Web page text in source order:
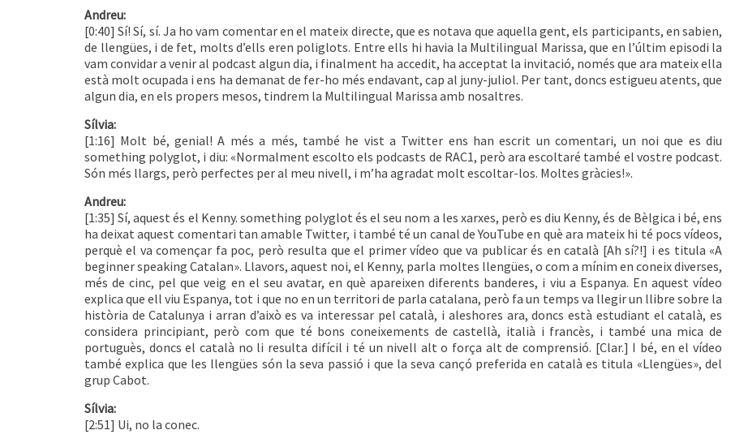
Andreu:
[0:40] Sí! Sí, sí. Ja ho vam comentar en el mateix directe, que es notava que aquella gent, els participants, en sabien,
de llengües, i de fet, molts d’ells eren poliglots. Entre ells hi havia la Multilingual Marissa, que en l’últim episodi la
vam convidar a venir al podcast algun dia, i finalment ha accedit, ha acceptat la invitació, només que ara mateix ella
està molt ocupada i ens ha demanat de fer-ho més endavant, cap al juny-juliol. Per tant, doncs estigueu atents, que
algun dia, en els propers mesos, tindrem la Multilingual Marissa amb nosaltres.
Sílvia:
[1:16] Molt bé, genial! A més a més, també he vist a Twitter ens han escrit un comentari, un noi que es diu
something polyglot, i diu: «Normalment escolto els podcasts de RAC1, però ara escoltaré també el vostre podcast.
Són més llargs, però perfectes per al meu nivell, i m’ha agradat molt escoltar-los. Moltes gràcies!».
Andreu:
[1:35] Sí, aquest és el Kenny. something polyglot és el seu nom a les xarxes, però es diu Kenny, és de Bèlgica i bé, ens
ha deixat aquest comentari tan amable Twitter, i també té un canal de YouTube en què ara mateix hi té pocs vídeos,
perquè el va començar fa poc, però resulta que el primer vídeo que va publicar és en català [Ah sí?!] i es titula «A
beginner speaking Catalan». Llavors, aquest noi, el Kenny, parla moltes llengües, o com a mínim en coneix diverses,
més de cinc, pel que veig en el seu avatar, en què apareixen diferents banderes, i viu a Espanya. En aquest vídeo
explica que ell viu Espanya, tot i que no en un territori de parla catalana, però fa un temps va llegir un llibre sobre la
història de Catalunya i arran d’això es va interessar pel català, i aleshores ara, doncs està estudiant el català, es
considera principiant, però com que té bons coneixements de castellà, italià i francès, i també una mica de
portuguès, doncs el català no li resulta difícil i té un nivell alt o força alt de comprensió. [Clar.] I bé, en el vídeo
també explica que les llengües són la seva passió i que la seva cançó preferida en català es titula «Llengües», del
grup Cabot.
Sílvia:
[2:51] Ui, no la conec.